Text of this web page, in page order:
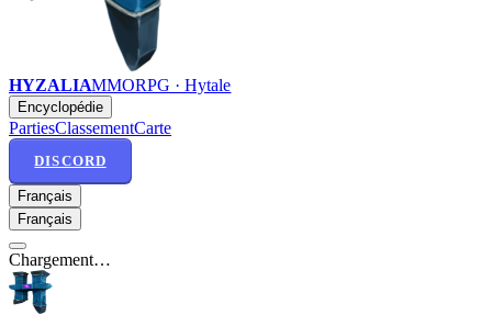
HYZALIAMMORPG · Hytale
Encyclopédie
PartiesClassementCarte
DISCORD
Français
Français
Chargement…